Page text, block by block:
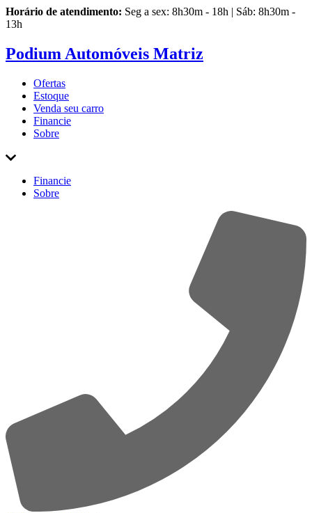
Horário de atendimento: Seg a sex: 8h30m - 18h | Sáb: 8h30m -
13h
Podium Automóveis Matriz
Ofertas
Estoque
Venda seu carro
Financie
Sobre
Financie
Sobre